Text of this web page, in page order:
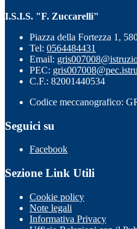
I.S.I.S. "F. Zuccarelli"
Piazza della Fortezza 1,
Tel: 0564484431
Email:
PEC:
C.F.: 82001440534
Codice meccanografico:
Seguici su
Facebook
Sezione Link Utili
Cookie policy
Note legali
Informativa Privacy